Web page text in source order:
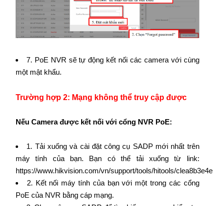
7. PoE NVR sẽ tự động kết nối các camera với cùng
một mật khẩu.
Trường hợp 2: Mạng không thể truy cập được
Nếu Camera được kết nối với cổng NVR PoE:
1. Tải xuống và cài đặt công cụ SADP mới nhất trên
máy tính của bạn. Bạn có thể tải xuống từ link:
https://www.hikvision.com/vn/support/tools/hitools/
2. Kết nối máy tính của bạn với một trong các cổng
PoE của NVR bằng cáp mạng.